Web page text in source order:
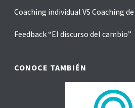
Coaching individual VS Coaching
Feedback “El discurso del cambio”
CONOCE TAMBIÉN